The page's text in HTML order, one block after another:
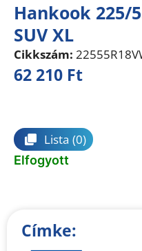
Hankook 225/
SUV XL
Cikkszám:
62 210 Ft
Lista (0)
Elfogyott
Címke: